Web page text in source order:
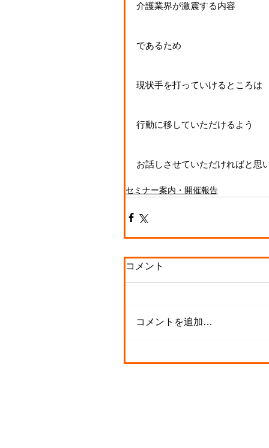
介護業界が激震する内容
であるため
現状手を打っていけるところは
行動に移していただけるよう
お話しさせていただければと思
セミナー案内・開催報告
コメント
コメントを追加…